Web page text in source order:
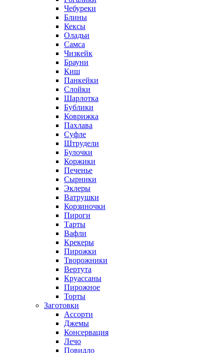
Чебуреки
Блины
Кексы
Оладьи
Самса
Чизкейк
Брауни
Киш
Панкейки
Слойки
Шарлотка
Бублики
Коврижка
Пахлава
Суфле
Штрудели
Булочки
Коржики
Печенье
Сырники
Эклеры
Ватрушки
Корзиночки
Пироги
Тарты
Вафли
Крекеры
Пирожки
Творожники
Вертута
Круассаны
Пирожное
Торты
Заготовки
Ассорти
Джемы
Консервация
Лечо
Повидло